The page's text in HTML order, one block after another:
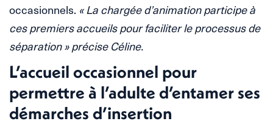
occasionnels. « La chargée d’animation participe à
ces premiers accueils pour faciliter le processus de
séparation » précise Céline.
L’accueil occasionnel pour
permettre à l’adulte d’entamer ses
démarches d’insertion